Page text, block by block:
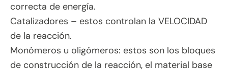
correcta de energía.
Catalizadores – estos controlan la VELOCIDAD
de la reacción.
Monómeros u oligómeros: estos son los bloques
de construcción de la reacción, el material base